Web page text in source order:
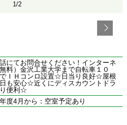
1/2
にてお問合せください！インターネ
料）金沢工業大学まで自転車１０
ＩＨコンロ設置☆日当り良好☆屋根
も安心☆近くにディスカウントドラ
便利☆
度4月から：空室予定あり